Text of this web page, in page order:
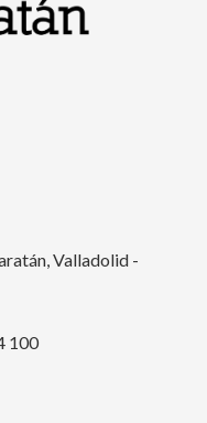
Valladolid -
100